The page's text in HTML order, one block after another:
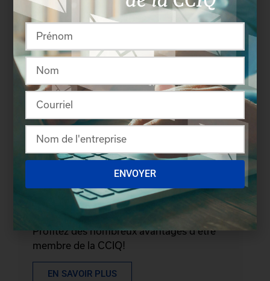
Rassembler pour créer
Devenez membre
Profitez des nombreux avantages d'être
membre de la CCIQ!
EN SAVOIR PLUS
ENVOYER